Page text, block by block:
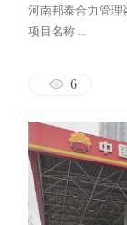
河南邦泰合力管理
项目名称 ...
6